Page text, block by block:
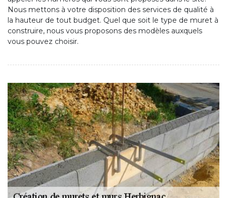
Nous mettons à votre disposition des services de qualité à
la hauteur de tout budget. Quel que soit le type de muret à
construire, nous vous proposons des modèles auxquels
vous pouvez choisir.